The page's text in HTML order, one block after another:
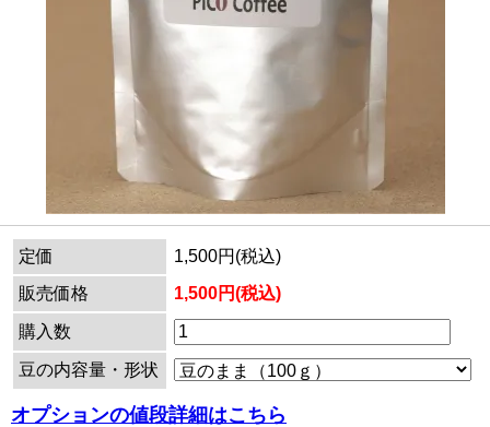
定価
1,500円(税込)
販売価格
1,500円(税込)
購入数
豆の内容量・形状
オプションの値段詳細はこちら